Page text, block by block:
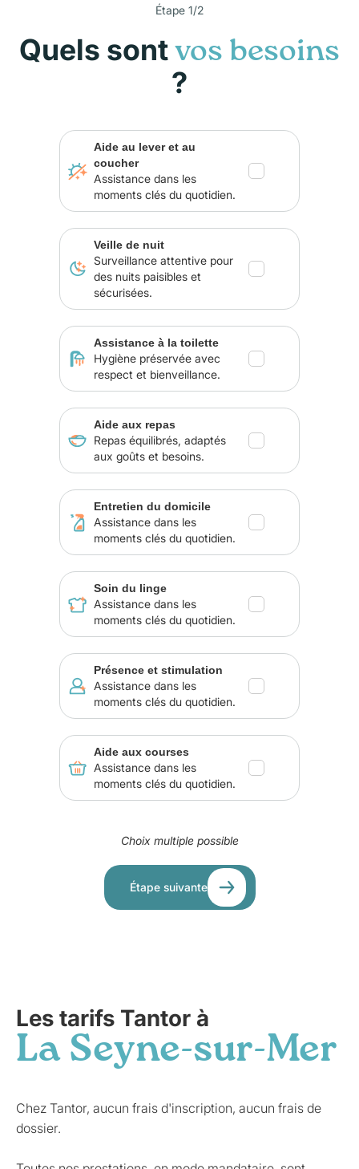
Étape 1/2
Quels sont vos besoins
?
Aide au lever et au
coucher
Assistance dans les
moments clés du quotidien.
Veille de nuit
Surveillance attentive pour
des nuits paisibles et
sécurisées.
Assistance à la toilette
Hygiène préservée avec
respect et bienveillance.
Aide aux repas
Repas équilibrés, adaptés
aux goûts et besoins.
Entretien du domicile
Assistance dans les
moments clés du quotidien.
Soin du linge
Assistance dans les
moments clés du quotidien.
Présence et stimulation
Assistance dans les
moments clés du quotidien.
Aide aux courses
Assistance dans les
moments clés du quotidien.
Choix multiple possible
Étape suivante
Les tarifs Tantor à
La Seyne-sur-Mer
Chez Tantor, aucun frais d'inscription, aucun frais de
dossier.